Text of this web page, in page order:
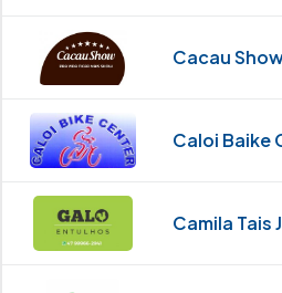
Cacau
Caloi Baike
Camila Tais